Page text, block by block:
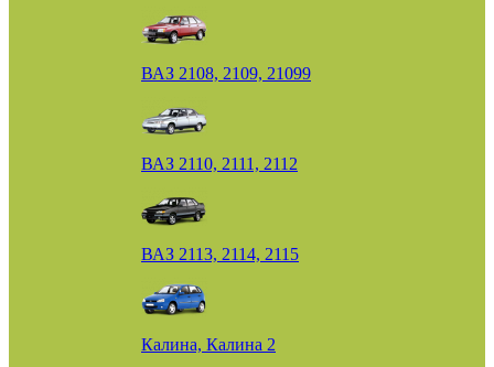
ВАЗ 2108, 2109, 21099
ВАЗ 2110, 2111, 2112
ВАЗ 2113, 2114, 2115
Калина, Калина 2